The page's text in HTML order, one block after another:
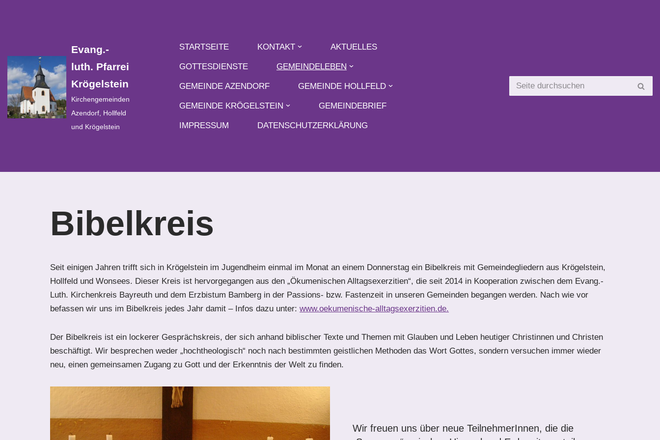
springen
Evang.-
luth. Pfarrei
Krögelstein
Kirchengemeinden
Azendorf, Hollfeld
und Krögelstein
STARTSEITE KONTAKT AKTUELLES
GOTTESDIENSTE GEMEINDELEBEN
GEMEINDE AZENDORF GEMEINDE HOLLFELD
GEMEINDE KRÖGELSTEIN GEMEINDEBRIEF
IMPRESSUM DATENSCHUTZERKLÄRUNG
Bibelkreis
Seit einigen Jahren trifft sich in Krögelstein im Jugendheim einmal im Monat an einem Donnerstag ein Bibelkreis mit Gemeindegliedern aus Krögelstein,
Hollfeld und Wonsees. Dieser Kreis ist hervorgegangen aus den „Ökumenischen Alltagsexerzitien“, die seit 2014 in Kooperation zwischen dem Evang.-
Luth. Kirchenkreis Bayreuth und dem Erzbistum Bamberg in der Passions- bzw. Fastenzeit in unseren Gemeinden begangen werden. Nach wie vor
befassen wir uns im Bibelkreis jedes Jahr damit – Infos dazu unter: www.oekumenische-alltagsexerzitien.de.
Der Bibelkreis ist ein lockerer Gesprächskreis, der sich anhand biblischer Texte und Themen mit Glauben und Leben heutiger Christinnen und Christen
beschäftigt. Wir besprechen weder „hochtheologisch“ noch nach bestimmten geistlichen Methoden das Wort Gottes, sondern versuchen immer wieder
neu, einen gemeinsamen Zugang zu Gott und der Erkenntnis der Welt zu finden.
Wir freuen uns über neue TeilnehmerInnen, die die